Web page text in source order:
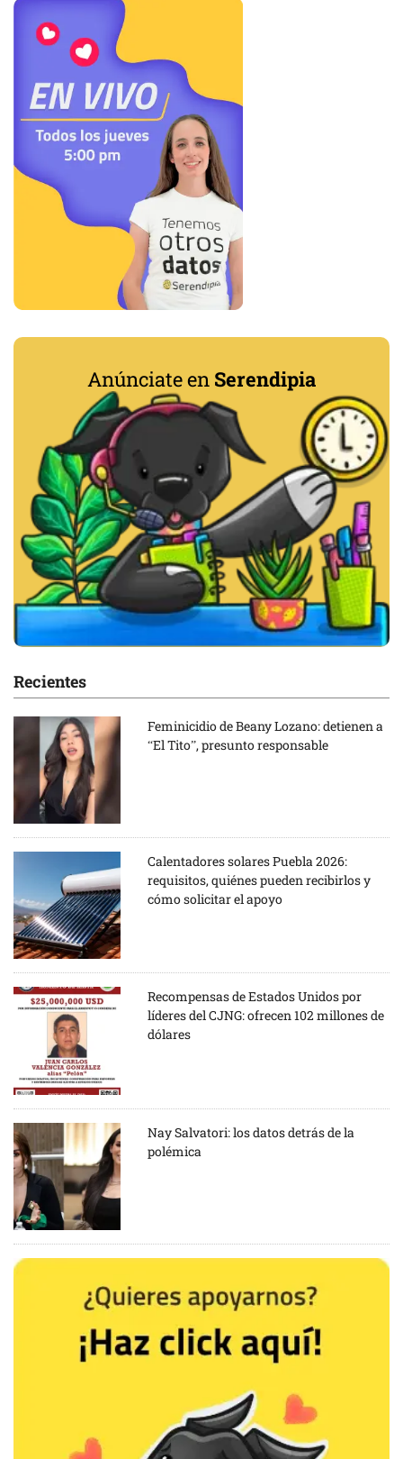
Anúnciate en Serendipia
Recientes
Feminicidio de Beany Lozano: detienen a
“El Tito”, presunto responsable
Calentadores solares Puebla 2026:
requisitos, quiénes pueden recibirlos y
cómo solicitar el apoyo
Recompensas de Estados Unidos por
líderes del CJNG: ofrecen 102 millones de
dólares
Nay Salvatori: los datos detrás de la
polémica